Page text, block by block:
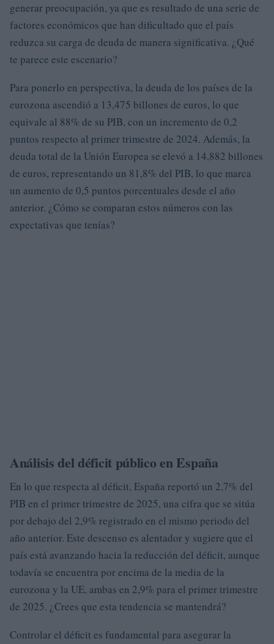
generar preocupación, ya que es resultado de una serie de
factores económicos que han dificultado que el país
reduzca su carga de deuda de manera significativa. ¿Qué
te parece este escenario?
Para ponerlo en perspectiva, la deuda de los países de la
eurozona ascendió a 13,475 billones de euros, lo que
equivale al 88% de su PIB, con un incremento de 0,2
puntos respecto al primer trimestre de 2024. Además, la
deuda total de la Unión Europea se elevó a 14,882 billones
de euros, representando un 81,8% del PIB, lo que marca
un aumento de 0,5 puntos porcentuales desde el año
anterior. ¿Cómo se comparan estos números con las
expectativas que tenías?
Análisis del déficit público en España
En lo que respecta al déficit, España reportó un 2,7% del
PIB en el primer trimestre de 2025, una cifra que se sitúa
por debajo del 2,9% registrado en el mismo periodo del
año anterior. Este descenso es alentador y sugiere que el
país está avanzando hacia la reducción del déficit, aunque
todavía se encuentra por encima de la media de la
eurozona y la UE, ambas en 2,9% para el primer trimestre
de 2025. ¿Crees que esta tendencia se mantendrá?
Controlar el déficit es fundamental para asegurar la